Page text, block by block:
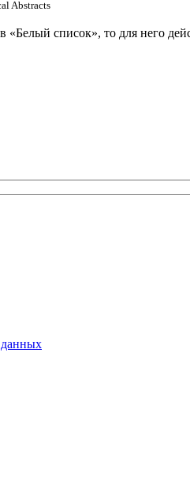
Abstracts
список», то для него
данных